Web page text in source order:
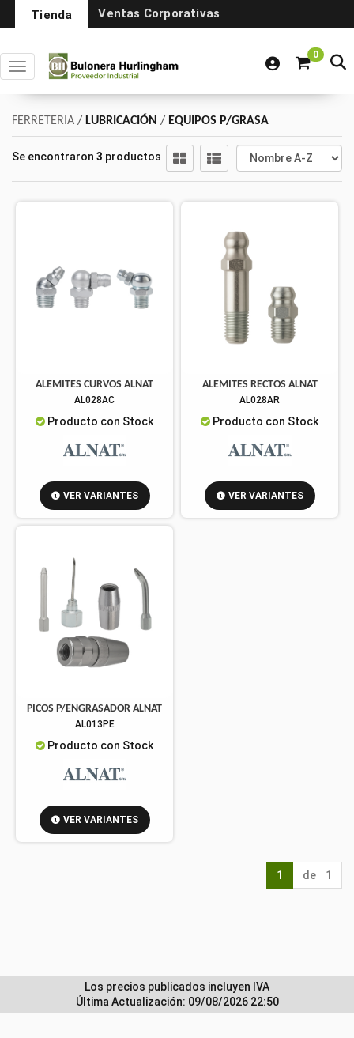
Tienda Ventas Corporativas
0
Toggle navigation
FERRETERIA / LUBRICACIÓN / EQUIPOS P/GRASA
Se encontraron 3 productos
ALEMITES CURVOS ALNAT
AL028AC
Producto con Stock
VER VARIANTES
ALEMITES RECTOS ALNAT
AL028AR
Producto con Stock
VER VARIANTES
PICOS P/ENGRASADOR ALNAT
AL013PE
Producto con Stock
VER VARIANTES
1 de 1
Los precios publicados incluyen IVA
Última Actualización: 09/08/2026 22:50